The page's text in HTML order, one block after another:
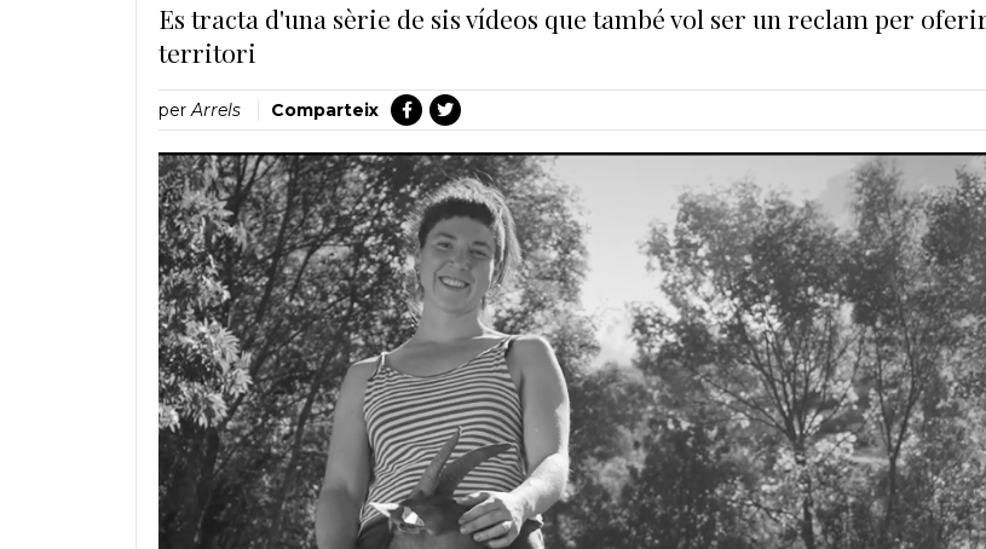
Es tracta d'una sèrie de sis vídeos que també vol ser un reclam per
territori
perArrels Comparteix